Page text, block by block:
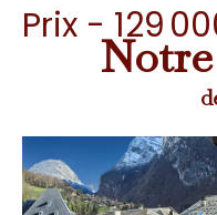
Prix - 129